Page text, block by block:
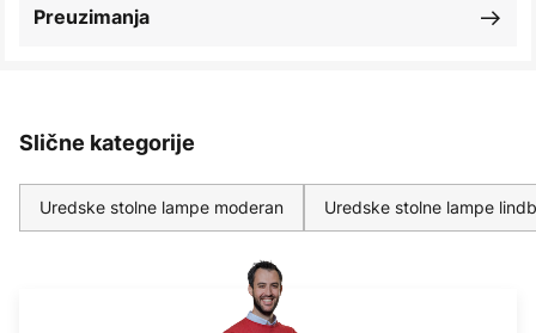
Preuzimanja
Slične kategorije
Uredske stolne lampe moderan Uredske stolne lampe